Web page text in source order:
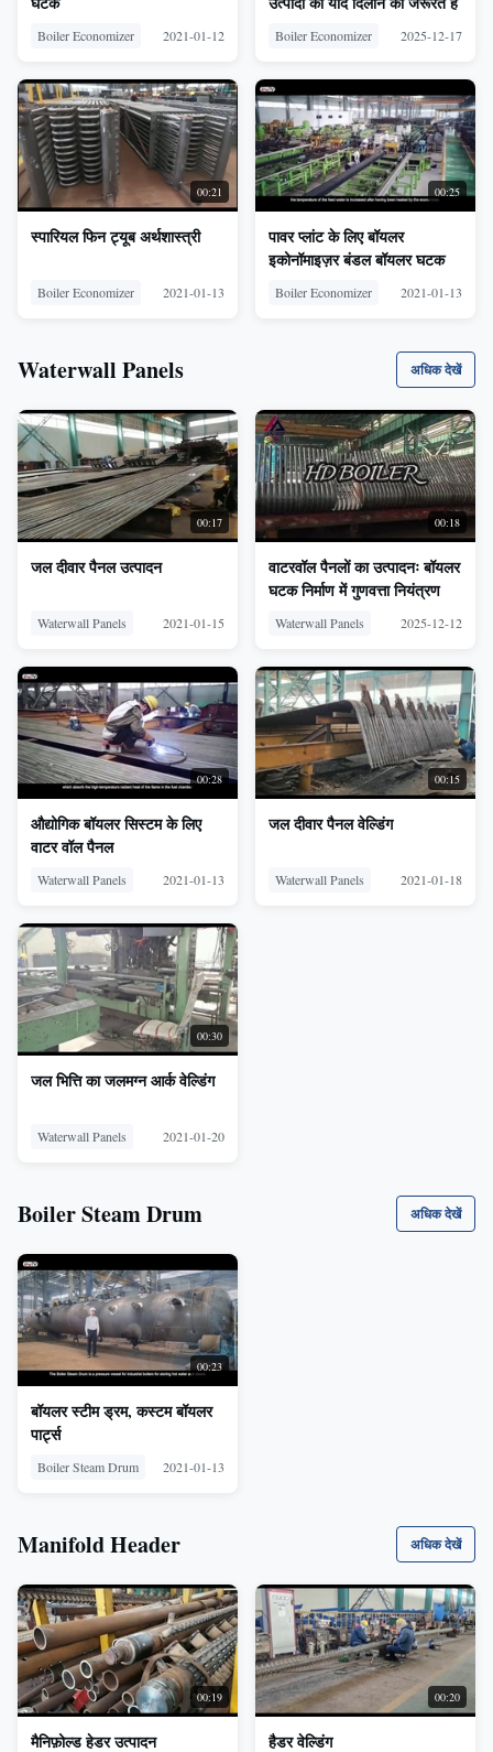
Boiler Economizer 2021-01-12 Boiler Economizer 2025-12-17
00:21
स्पारियल फिन ट्यूब अर्थशास्त्री
Boiler Economizer 2021-01-13
00:25
पावर प्लांट के लिए बॉयलर
इकोनॉमाइज़र बंडल बॉयलर घटक
Boiler Economizer 2021-01-13
Waterwall Panels अधिक देखें
00:17
जल दीवार पैनल उत्पादन
Waterwall Panels 2021-01-15
00:18
वाटरवॉल पैनलों का उत्पादनः बॉयलर
घटक निर्माण में गुणवत्ता नियंत्रण
Waterwall Panels 2025-12-12
00:28
औद्योगिक बॉयलर सिस्टम के लिए
वाटर वॉल पैनल
Waterwall Panels 2021-01-13
00:15
जल दीवार पैनल वेल्डिंग
Waterwall Panels 2021-01-18
00:30
जल भित्ति का जलमग्न आर्क वेल्डिंग
Waterwall Panels 2021-01-20
Boiler Steam Drum अधिक देखें
00:23
बॉयलर स्टीम ड्रम, कस्टम बॉयलर
पार्ट्स
Boiler Steam Drum 2021-01-13
Manifold Header अधिक देखें
00:19
मैनिफ़ोल्ड हेडर उत्पादन
00:20
हैडर वेल्डिंग